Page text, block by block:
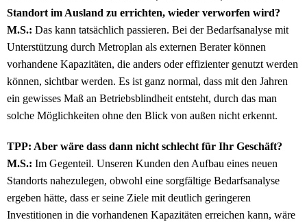
Standort im Ausland zu errichten, wieder verworfen wird?
M.S.: Das kann tatsächlich passieren. Bei der Bedarfsanalyse mit
Unterstützung durch Metroplan als externen Berater können
vorhandene Kapazitäten, die anders oder effizienter genutzt werden
können, sichtbar werden. Es ist ganz normal, dass mit den Jahren
ein gewisses Maß an Betriebsblindheit entsteht, durch das man
solche Möglichkeiten ohne den Blick von außen nicht erkennt.
TPP: Aber wäre dass dann nicht schlecht für Ihr Geschäft?
M.S.: Im Gegenteil. Unseren Kunden den Aufbau eines neuen
Standorts nahezulegen, obwohl eine sorgfältige Bedarfsanalyse
ergeben hätte, dass er seine Ziele mit deutlich geringeren
Investitionen in die vorhandenen Kapazitäten erreichen kann, wäre